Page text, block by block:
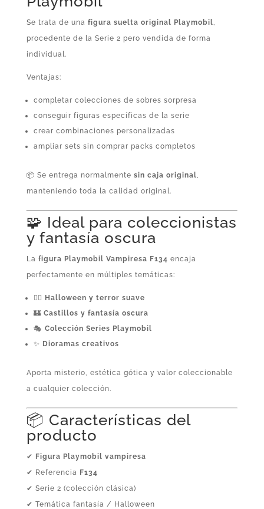
Se trata de una figura suelta original Playmobil
procedente de la Serie 2 pero vendida de forma
individual.
Ventajas:
completar colecciones de sobres sorpresa
conseguir figuras específicas de la serie
crear combinaciones personalizadas
ampliar sets sin comprar packs completos
📦 Se entrega normalmente sin caja original
manteniendo toda la calidad original.
🧩 Ideal para coleccionistas
y fantasía oscura
La figura Playmobil Vampiresa F134 encaja
perfectamente en múltiples temáticas:
🧛‍♀️ Halloween y terror suave
🏰 Castillos y fantasía oscura
🎭 Colección Series Playmobil
✨ Dioramas creativos
Aporta misterio, estética gótica y valor coleccionable
a cualquier colección.
📦 Características del
producto
✔ Figura Playmobil vampiresa
✔ Referencia F134
✔ Serie 2 (colección clásica)
✔ Temática fantasía / Halloween